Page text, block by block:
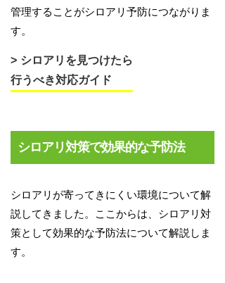
管理することがシロアリ予防につながりま
す。
シロアリを見つけたら
行うべき対応ガイド
シロアリ対策で効果的な予防法
シロアリが寄ってきにくい環境について解
説してきました。ここからは、シロアリ対
策として効果的な予防法について解説しま
す。